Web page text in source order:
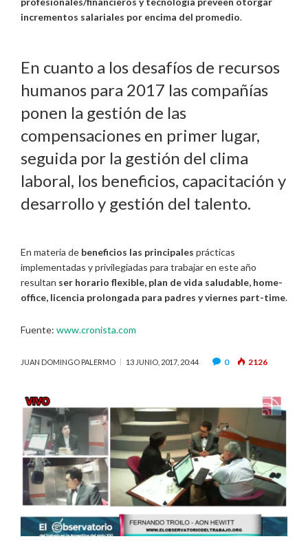
incrementos salariales por encima del promedio.
En cuanto a los desafíos de recursos
humanos para 2017 las compañías
ponen la gestión de las
compensaciones en primer lugar,
seguida por la gestión del clima
laboral, los beneficios, capacitación y
desarrollo y gestión del talento.
En materia de beneficios las principales prácticas
implementadas y privilegiadas para trabajar en este año
resultan ser horario flexible, plan de vida saludable, home-
office, licencia prolongada para padres y viernes part-time.
Fuente: www.cronista.com
JUAN DOMINGO PALERMO 13 JUNIO, 2017, 20:44 0 2126